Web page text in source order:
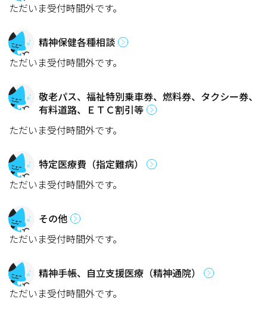
ただいま受付時間外です。
精神保健各種相談
ただいま受付時間外です。
敬老パス、福祉特別乗車券、燃料券、タクシー券、
有料道路、ＥＴＣ割引等
ただいま受付時間外です。
特定医療費（指定難病）
ただいま受付時間外です。
その他
ただいま受付時間外です。
精神手帳、自立支援医療（精神通院）
ただいま受付時間外です。